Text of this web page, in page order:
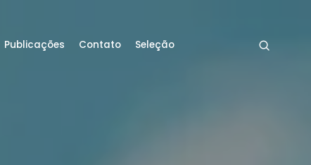
Publicações Contato Seleção